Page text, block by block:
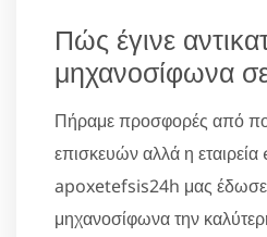
Πώς έγινε
μηχανοσίφωνα
Πήραμε προσφορές από
επισκευών αλλά η
apoxetefsis24h μας έδωσε
μηχανοσίφωνα την